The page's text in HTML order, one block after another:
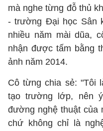
mà nghe từng đỗ thủ
- trường Đại học Sân
nhiều năm mài dũa,
nhận được tấm bằng
ảnh năm 2014.
Cô từng chia sẻ: "Tôi
tạo trường lớp, nên
đường nghệ thuật của
chứ không chỉ là